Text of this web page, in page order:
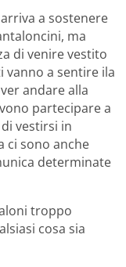
a sostenere
ma
di venire vestito
vanno a sentire ila
andare alla
partecipare a
vestirsi in
ci sono anche
determinate
troppo
cosa sia